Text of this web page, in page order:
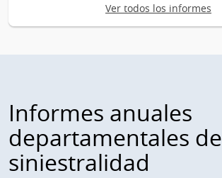
Ver todos los informes
Informes anuales
departamentales de
siniestralidad